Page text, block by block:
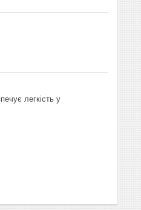
легкість у